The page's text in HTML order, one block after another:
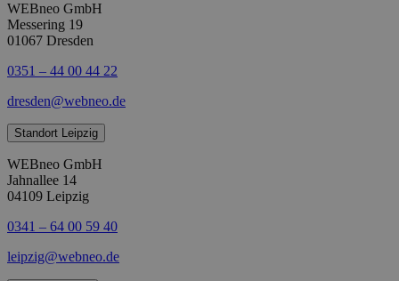
WEBneo GmbH
Messering 19
01067 Dresden
0351 – 44 00 44 22
dresden@webneo.de
Standort Leipzig
WEBneo GmbH
Jahnallee 14
04109 Leipzig
0341 – 64 00 59 40
leipzig@webneo.de